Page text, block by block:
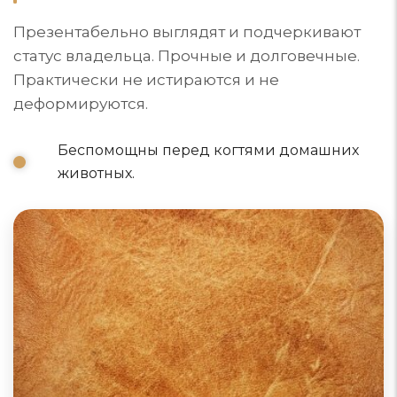
Презентабельно выглядят и подчеркивают
статус владельца. Прочные и долговечные.
Практически не истираются и не
деформируются.
Беспомощны перед когтями домашних
животных.
Диваны из натуральной кожи
Натуральный материал для обивки мягкой мебели
класса люкс. Красивая, гигиеничная, экологичная
обивка порадует взгляд и оставит приятные